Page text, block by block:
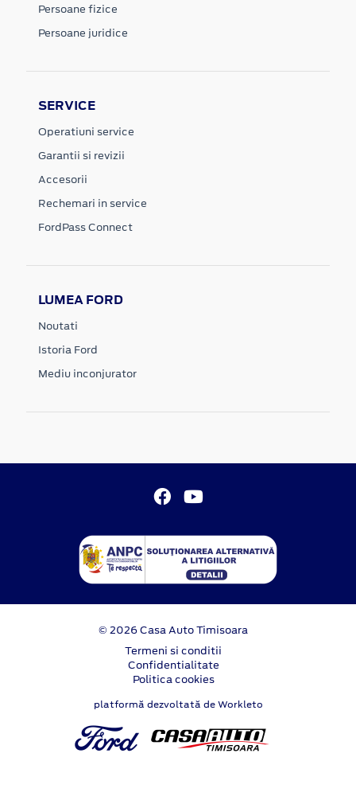
Persoane fizice
Persoane juridice
SERVICE
Operatiuni service
Garantii si revizii
Accesorii
Rechemari in service
FordPass Connect
LUMEA FORD
Noutati
Istoria Ford
Mediu inconjurator
© 2026 Casa Auto Timisoara
Termeni si conditii
Confidentialitate
Politica cookies
platformă dezvoltată de Workleto